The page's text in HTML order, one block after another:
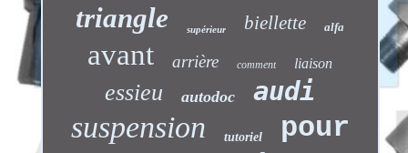
triangle supérieur biellette alfa
avant arrière comment liaison
essieu autodoc audi
suspension tutoriel pour